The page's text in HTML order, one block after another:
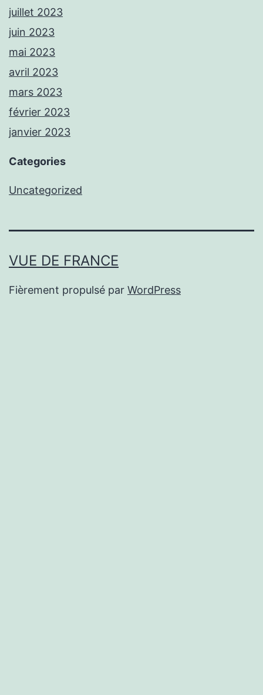
juillet 2023
juin 2023
mai 2023
avril 2023
mars 2023
février 2023
janvier 2023
Categories
Uncategorized
VUE DE FRANCE
Fièrement propulsé par WordPress